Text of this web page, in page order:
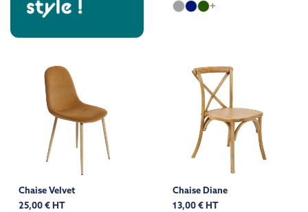
+
Chaise Velvet
25,00 € HT
Chaise Diane
13,00 € HT